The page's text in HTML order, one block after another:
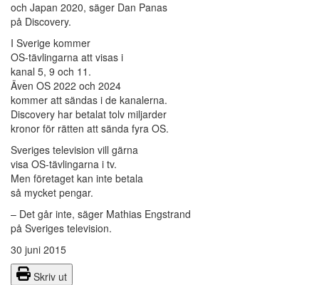
och Japan 2020, säger Dan Panas
på Discovery.
I Sverige kommer
OS-tävlingarna att visas i
kanal 5, 9 och 11.
Även OS 2022 och 2024
kommer att sändas i de kanalerna.
Discovery har betalat tolv miljarder
kronor för rätten att sända fyra OS.
Sveriges television vill gärna
visa OS-tävlingarna i tv.
Men företaget kan inte betala
så mycket pengar.
– Det går inte, säger Mathias Engstrand
på Sveriges television.
30 juni 2015
Skriv ut